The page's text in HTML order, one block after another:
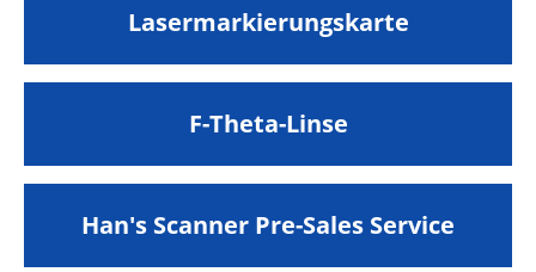
Lasermarkierungskarte
F-Theta-Linse
Han's Scanner Pre-Sales Service